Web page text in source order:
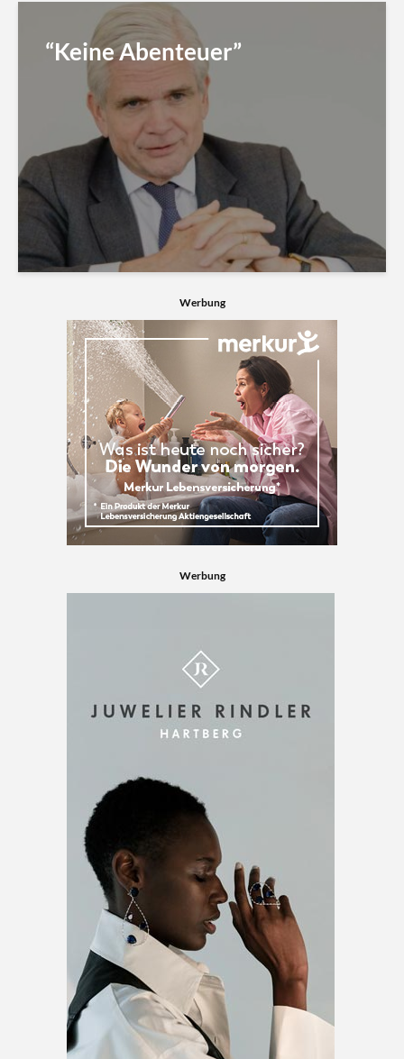
“Keine Abenteuer”
Werbung
Werbung